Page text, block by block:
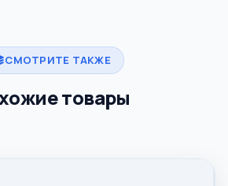
СМОТРИТЕ ТАКЖЕ
товары